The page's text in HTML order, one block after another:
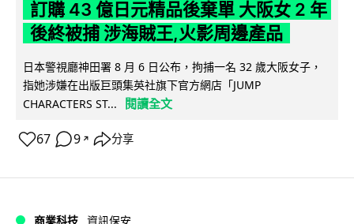
訂購 43 億日元精品後棄單 大阪女 2 年
後終被捕 涉海賊王,火影周邊產品
日本警視廳神田署 8 月 6 日公布，拘捕一名 32 歲大阪女子，
指她涉嫌在出版巨頭集英社旗下官方網店「JUMP
CHARACTERS ST...
閱讀全文
67 9 ↗ 分享
商業科技 資訊保安